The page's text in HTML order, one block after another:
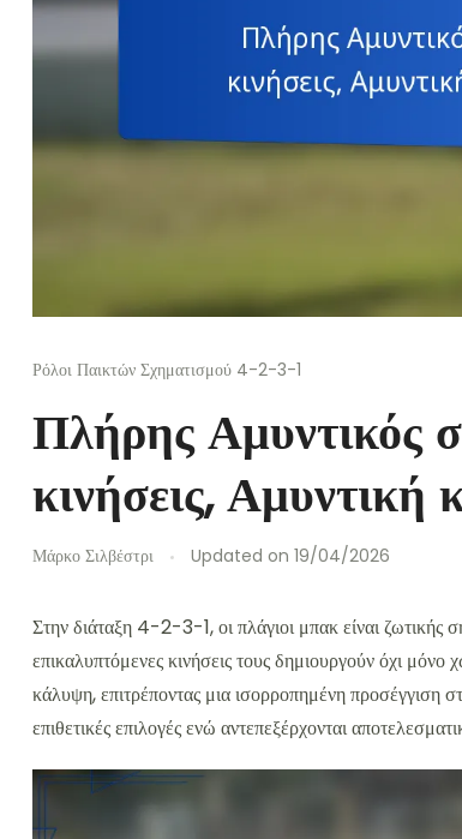
Ρόλοι Παικτών Σχηματισμού 4-2-3-1
Πλήρης Αμυντικός
κινήσεις,
Μάρκο Σιλβέστρι Updated on 19/04/2026
Στην διάταξη 4-2-3-1, οι πλάγιοι μπακ είναι ζωτικής
επικαλυπτόμενες κινήσεις τους δημιουργούν όχι μόνο
κάλυψη, επιτρέποντας μια ισορροπημένη προσέγγιση
επιθετικές επιλογές ενώ αντεπεξέρχονται